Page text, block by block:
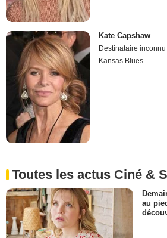
Kate Capshaw
Destinataire inconnu
Kansas Blues
Toutes les actus Ciné &
au